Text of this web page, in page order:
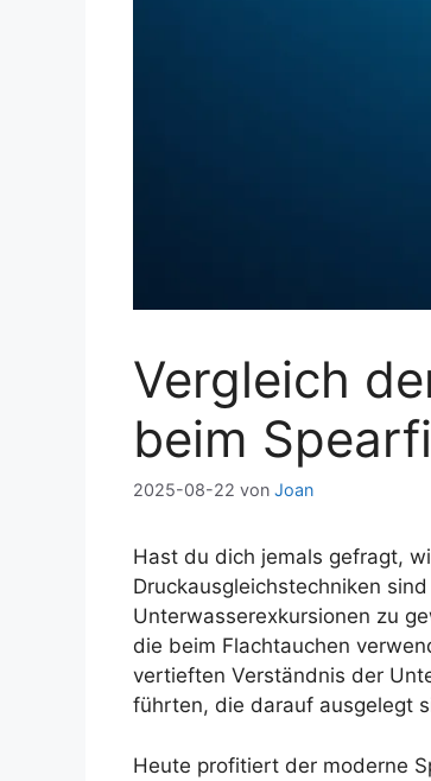
Vergleich
beim
2025-08-22 von Joan
Hast du dich jemals gefragt,
Druckausgleichstechniken
Unterwasserexkursionen zu
die beim Flachtauchen
vertieften Verständnis der
führten, die darauf ausgelegt
Heute profitiert der moderne